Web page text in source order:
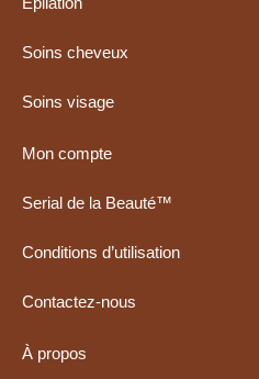
Soins cheveux
Soins visage
Mon compte
Serial de la Beauté™
Conditions d’utilisation
Contactez-nous
À propos